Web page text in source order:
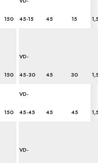
150 45-15 45 15
150
VD-
45-30 45 30
150
VD-
45-45 45 45
VD-